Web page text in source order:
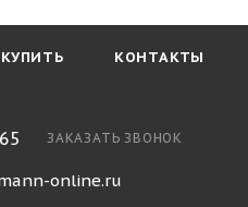
КОНТАКТЫ
ЗАКАЗАТЬ ЗВОНОК
online.ru